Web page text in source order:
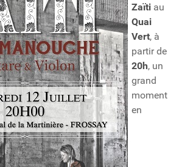
Zaïti au
Quai
Vert, à
partir de
20h, un
grand
moment
en